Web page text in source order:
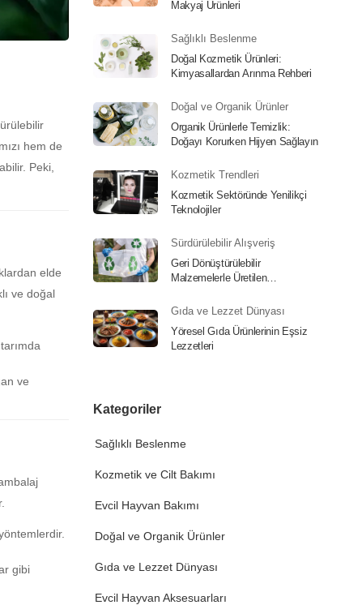
hem de
Peki,
elde
ve doğal
ve
gibi
Makyaj Ürünleri
Sağlıklı Beslenme
Doğal Kozmetik Ürünleri:
Kimyasallardan Arınma Rehberi
Doğal ve Organik Ürünler
Organik Ürünlerle Temizlik:
Doğayı Korurken Hijyen Sağlayın
Kozmetik Trendleri
Kozmetik Sektöründe Yenilikçi
Teknolojiler
Sürdürülebilir Alışveriş
Geri Dönüştürülebilir
Malzemelerle Üretilen
Gıda ve Lezzet Dünyası
Yöresel Gıda Ürünlerinin Eşsiz
Lezzetleri
Kategoriler
Sağlıklı Beslenme
Kozmetik ve Cilt Bakımı
Evcil Hayvan Bakımı
Doğal ve Organik Ürünler
Gıda ve Lezzet Dünyası
Evcil Hayvan Aksesuarları